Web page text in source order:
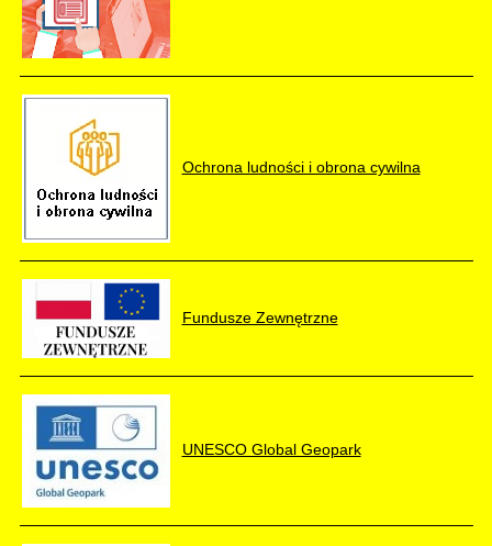
Ochrona ludności i obrona cywilna
Fundusze Zewnętrzne
UNESCO Global Geopark